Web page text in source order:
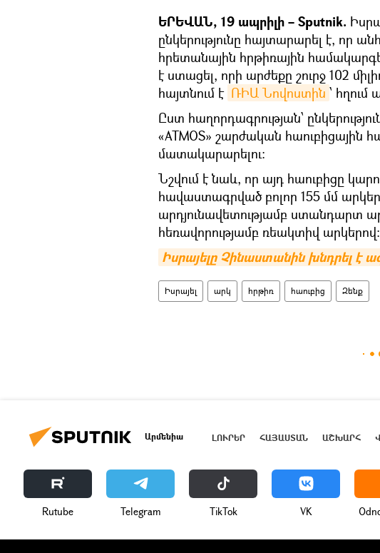
ԵՐԵՎԱՆ, 19 ապրիլի – Sputnik.
ընկերությունը հայտարարել է, որ
հրետանային հրթիռային
է ստացել, որի արժեքը շուրջ 102
հայտնում է ՌԻԱ Նովոստին ՝ հղում
Ըստ հաղորդագրության՝
«ATMOS» շարժական հաուբիցային
մատակարարելու:
Նշվում է նաև, որ այդ հաուբիցը
հավաստագրված բոլոր 155 մմ
արդյունավետությամբ ստանդարտ
հեռավորությամբ ռեակտիվ արկերով:
Իսրայելը Չինաստանին խնդրել է
Իսրայել արկ հրթիռ հաուբից Զենք
Արմենիա ԼՈՒՐԵՐ ՀԱՅԱՍՏԱՆ ԱՇԽԱՐՀ
Rutube Telegram ТikТоk VK